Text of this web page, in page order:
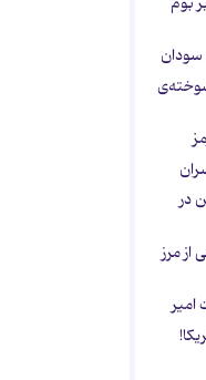
سودان
در
مرز